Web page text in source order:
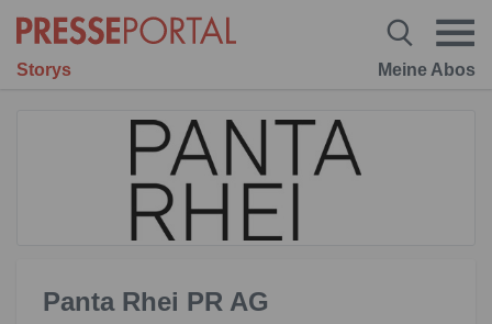
Storys Meine Abos
Panta Rhei PR AG